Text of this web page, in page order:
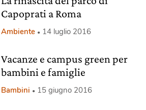
Capoprati a Roma
Ambiente 14 luglio 2016
Vacanze e campus green per
bambini e famiglie
Bambini 15 giugno 2016